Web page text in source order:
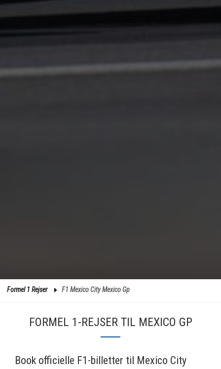
Formel 1 Rejser F1 Mexico City Mexico Gp
FORMEL 1-REJSER TIL MEXICO GP
Book officielle F1-billetter til Mexico City